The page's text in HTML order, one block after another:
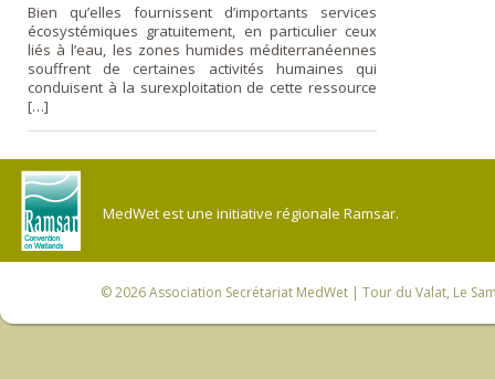
Bien qu’elles fournissent d’importants services
écosystémiques gratuitement, en particulier ceux
liés à l’eau, les zones humides méditerranéennes
souffrent de certaines activités humaines qui
conduisent à la surexploitation de cette ressource
[…]
MedWet est une initiative régionale Ramsar.
© 2026Association Secrétariat MedWet | Tour du Valat, Le